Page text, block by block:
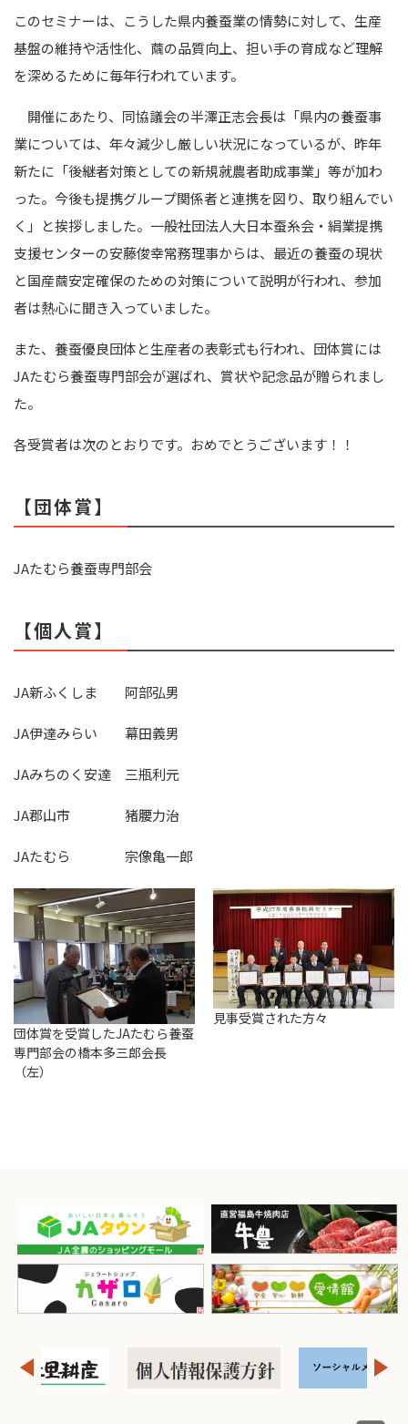
このセミナーは、こうした県内養蚕業の情勢に対して、生産
基盤の維持や活性化、繭の品質向上、担い手の育成など理解
を深めるために毎年行われています。
開催にあたり、同協議会の半澤正志会長は「県内の養蚕事
業については、年々減少し厳しい状況になっているが、昨年
新たに「後継者対策としての新規就農者助成事業」等が加わ
った。今後も提携グループ関係者と連携を図り、取り組んでい
く」と挨拶しました。一般社団法人大日本蚕糸会・絹業提携
支援センターの安藤俊幸常務理事からは、最近の養蚕の現状
と国産繭安定確保のための対策について説明が行われ、参加
者は熱心に聞き入っていました。
また、養蚕優良団体と生産者の表彰式も行われ、団体賞には
JAたむら養蚕専門部会が選ばれ、賞状や記念品が贈られまし
た。
各受賞者は次のとおりです。おめでとうございます！！
【団体賞】
JAたむら養蚕専門部会
【個人賞】
JA新ふくしま 阿部弘男
JA伊達みらい 幕田義男
JAみちのく安達 三瓶利元
JA郡山市 猪腰力治
JAたむら 宗像亀一郎
団体賞を受賞したJAたむら養蚕
専門部会の橋本多三郎会長
（左）
見事受賞された方々